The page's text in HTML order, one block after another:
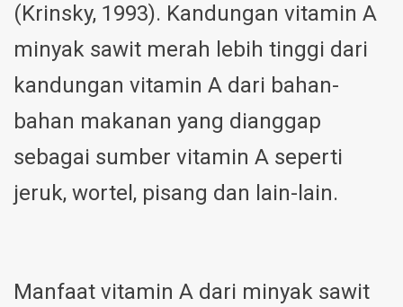
(Krinsky, 1993). Kandungan vitamin A
minyak sawit merah lebih tinggi dari
kandungan vitamin A dari bahan-
bahan makanan yang dianggap
sebagai sumber vitamin A seperti
jeruk, wortel, pisang dan lain-lain.
Manfaat vitamin A dari minyak sawit